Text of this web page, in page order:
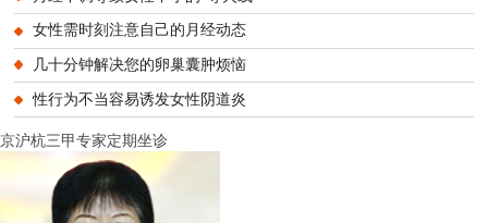
女性需时刻注意自己的月经动态
几十分钟解决您的卵巢囊肿烦恼
性行为不当容易诱发女性阴道炎
京沪杭三甲专家定期坐诊